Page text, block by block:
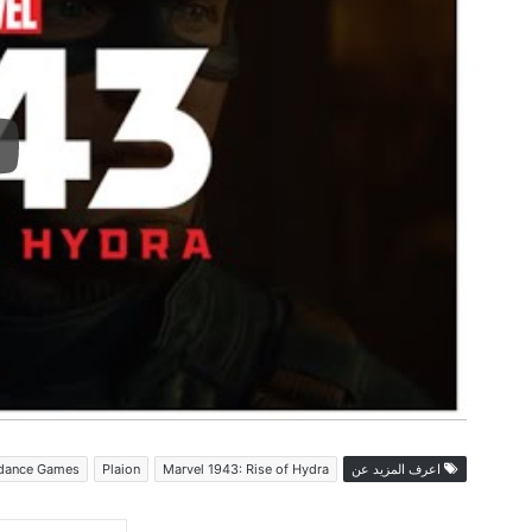
اعرف المزيد عن Marvel 1943: Rise of Hydra
Plaion
Games